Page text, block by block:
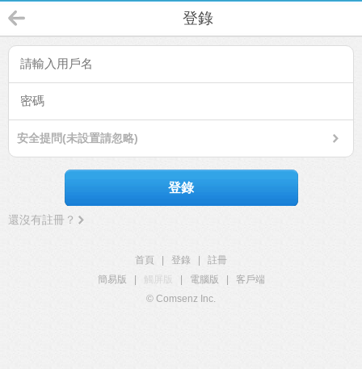
登錄
安全提問(未設置請忽略)
登錄
還沒有註冊？
首頁 登錄
註冊
簡易版
觸屏版 電腦版
客戶端
© Comsenz Inc.